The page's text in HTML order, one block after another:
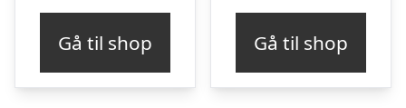
Gå til shop Gå til shop